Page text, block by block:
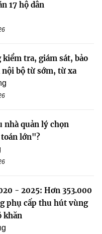
17 hộ dân
kiểm tra, giám sát, bảo
bộ từ sớm, từ xa
nhà quản lý chọn
lớn"?
- 2025: Hơn 353.000
phụ cấp thu hút vùng
khăn